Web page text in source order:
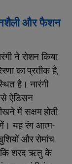
और फैशन
ने रोशन किया
का प्रतीक है,
है। नारंगी
ऐडिसन
में सक्षम होती
यह रंग आत्म-
और रोमांच
कि शरद ऋतु के